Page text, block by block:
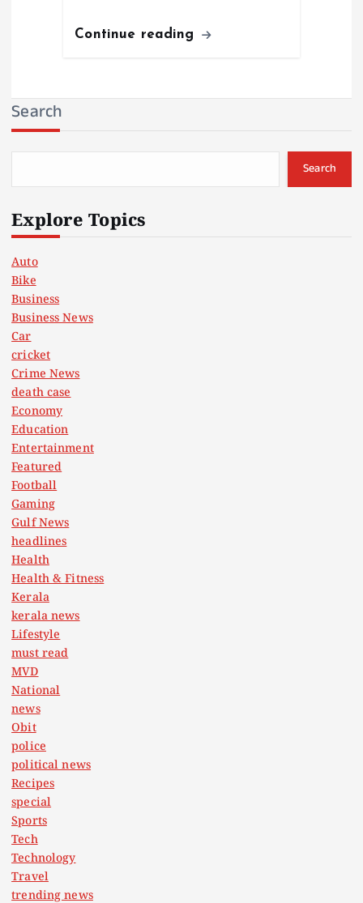
Continue reading
Search
Search
Explore Topics
Auto
Bike
Business
Business News
Car
cricket
Crime News
death case
Economy
Education
Entertainment
Featured
Football
Gaming
Gulf News
headlines
Health
Health & Fitness
Kerala
kerala news
Lifestyle
must read
MVD
National
news
Obit
police
political news
Recipes
special
Sports
Tech
Technology
Travel
trending news